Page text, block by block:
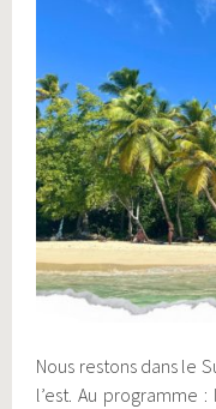
Nous restons dans le
l’est. Au programme